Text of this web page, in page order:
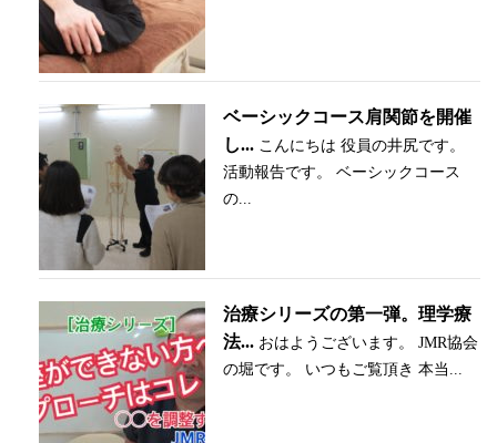
ベーシックコース肩関節を開催
し... こんにちは 役員の井尻です。
活動報告です。 ベーシックコース
の...
治療シリーズの第一弾。理学療
法... おはようございます。 JMR協会
の堀です。 いつもご覧頂き 本当...